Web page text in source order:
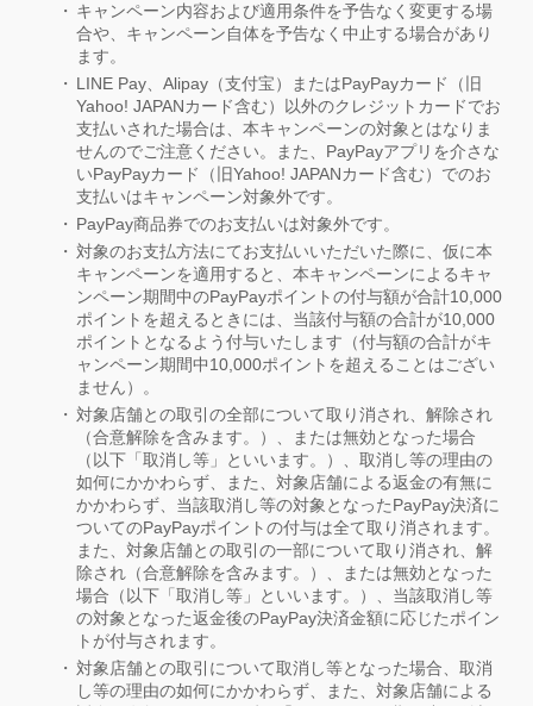
キャンペーン内容および適用条件を予告なく変更する場
合や、キャンペーン自体を予告なく中止する場合があり
ます。
LINE Pay、Alipay（支付宝）またはPayPayカード（旧
Yahoo! JAPANカード含む）以外のクレジットカードでお
支払いされた場合は、本キャンペーンの対象とはなりま
せんのでご注意ください。また、PayPayアプリを介さな
いPayPayカード（旧Yahoo! JAPANカード含む）でのお
支払いはキャンペーン対象外です。
PayPay商品券でのお支払いは対象外です。
対象のお支払方法にてお支払いいただいた際に、仮に本
キャンペーンを適用すると、本キャンペーンによるキャ
ンペーン期間中のPayPayポイントの付与額が合計10,000
ポイントを超えるときには、当該付与額の合計が10,000
ポイントとなるよう付与いたします（付与額の合計がキ
ャンペーン期間中10,000ポイントを超えることはござい
ません）。
対象店舗との取引の全部について取り消され、解除され
（合意解除を含みます。）、または無効となった場合
（以下「取消し等」といいます。）、取消し等の理由の
如何にかかわらず、また、対象店舗による返金の有無に
かかわらず、当該取消し等の対象となったPayPay決済に
ついてのPayPayポイントの付与は全て取り消されます。
また、対象店舗との取引の一部について取り消され、解
除され（合意解除を含みます。）、または無効となった
場合（以下「取消し等」といいます。）、当該取消し等
の対象となった返金後のPayPay決済金額に応じたポイン
トが付与されます。
対象店舗との取引について取消し等となった場合、取消
し等の理由の如何にかかわらず、また、対象店舗による